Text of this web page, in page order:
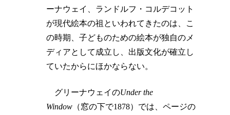
ーナウェイ、ランドルフ・コルデコット
が現代絵本の祖といわれてきたのは、こ
の時期、子どものための絵本が独自のメ
ディアとして成立し、出版文化が確立し
ていたからにほかならない。
グリーナウェイのUnder the
Window （窓の下で1878）では、ページの